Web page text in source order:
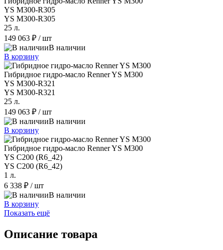
YS M300-R305
YS M300-R305
25 л.
149 063 ₽ / шт
В наличии
В корзину
Гибридное гидро-масло Renner YS M300
YS M300-R321
YS M300-R321
25 л.
149 063 ₽ / шт
В наличии
В корзину
Гибридное гидро-масло Renner YS M300
YS C200 (R6_42)
YS C200 (R6_42)
1 л.
6 338 ₽ / шт
В наличии
В корзину
Показать ещё
Описание товара